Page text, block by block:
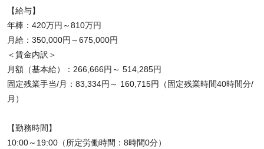
【給与】
年棒：420万円～810万円
月給：350,000円～675,000円
＜賃金内訳＞
月額（基本給）：266,666円～ 514,285円
固定残業手当/月：83,334円～ 160,715円（固定残業時間40時間分/
月）
【勤務時間】
10:00～19:00（所定労働時間：8時間0分）